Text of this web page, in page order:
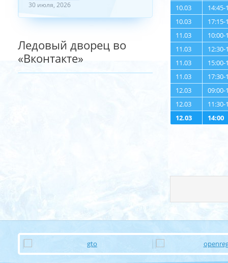
10.03
14:45-
10.03
17:15-
11.03
10:00-
11.03
12:30-
11.03
15:00-
11.03
17:30-
12.03
09:00-
12.03
11:30-
12.03
14:00
30 июля, 2026
Ледовый дворец во
«Вконтакте»